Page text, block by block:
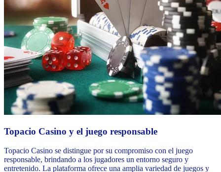
Topacio Casino y el juego responsable
Topacio Casino se distingue por su compromiso con el juego
responsable, brindando a los jugadores un entorno seguro y
entretenido. La plataforma ofrece una amplia variedad de juegos y